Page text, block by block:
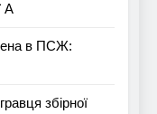
А
в ПСЖ:
збірної